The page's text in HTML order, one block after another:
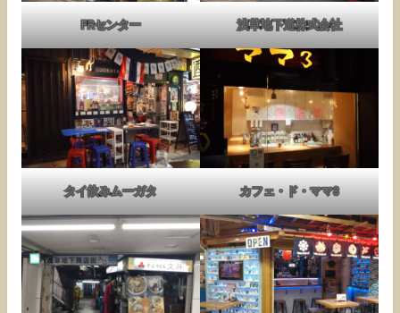
PRセンター 浅草地下道株式会社
タイ飲みムーガタ カフェ・ド・ママ3